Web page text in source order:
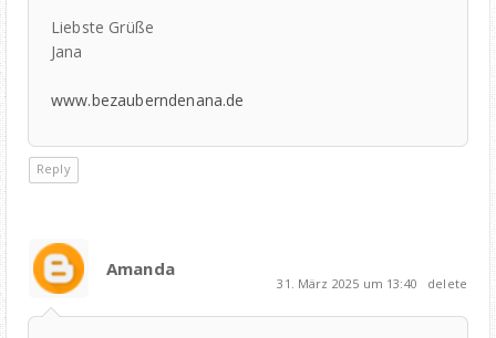
Liebste Grüße
Jana
www.bezauberndenana.de
Reply
Amanda
31. März 2025 um 13:40 delete